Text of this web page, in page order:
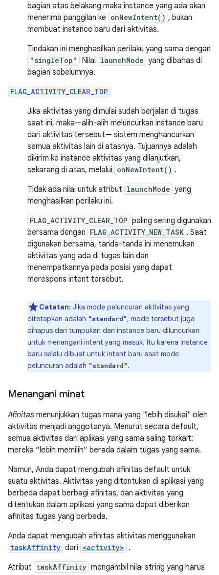
bagian atas belakang maka instance yang ada akan
menerima panggilan ke onNewIntent() , bukan
membuat instance baru dari aktivitas.
Tindakan ini menghasilkan perilaku yang sama dengan
"singleTop" Nilai launchMode yang dibahas di
bagian sebelumnya.
FLAG_ACTIVITY_CLEAR_TOP
Jika aktivitas yang dimulai sudah berjalan di tugas
saat ini, maka—alih-alih meluncurkan instance baru
dari aktivitas tersebut— sistem menghancurkan
semua aktivitas lain di atasnya. Tujuannya adalah
dikirim ke instance aktivitas yang dilanjutkan,
sekarang di atas, melalui onNewIntent() .
Tidak ada nilai untuk atribut launchMode yang
menghasilkan perilaku ini.
FLAG_ACTIVITY_CLEAR_TOP paling sering digunakan
bersama dengan FLAG_ACTIVITY_NEW_TASK . Saat
digunakan bersama, tanda-tanda ini menemukan
aktivitas yang ada di tugas lain dan
menempatkannya pada posisi yang dapat
merespons intent tersebut.
Catatan: Jika mode peluncuran aktivitas yang
ditetapkan adalah "standard", mode tersebut juga
dihapus dari tumpukan dan instance baru diluncurkan
untuk menangani intent yang masuk. Itu karena instance
baru selalu dibuat untuk intent baru saat mode
peluncuran adalah "standard".
Menangani minat
Afinitas menunjukkan tugas mana yang "lebih disukai" oleh
aktivitas menjadi anggotanya. Menurut secara default,
semua aktivitas dari aplikasi yang sama saling terkait:
mereka “lebih memilih” berada dalam tugas yang sama.
Namun, Anda dapat mengubah afinitas default untuk
suatu aktivitas. Aktivitas yang ditentukan di aplikasi yang
berbeda dapat berbagi afinitas, dan aktivitas yang
ditentukan dalam aplikasi yang sama dapat diberikan
afinitas tugas yang berbeda.
Anda dapat mengubah afinitas aktivitas menggunakan
taskAffinity dari <activity> .
Atribut taskAffinity mengambil nilai string yang harus